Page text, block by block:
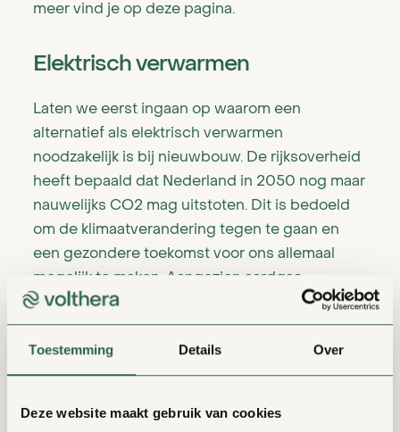
Toestemming Details Over
Deze website maakt gebruik van cookies
Verkoopproces
Certificaten en garanties
Blog
Reviews
Volthera voor installateurs
Veelgestelde vragen
meer vind je op deze pagina.
Elektrisch verwarmen
Laten we eerst ingaan op waarom een
alternatief als elektrisch verwarmen
noodzakelijk is bij nieuwbouw. De rijksoverheid
heeft bepaald dat Nederland in 2050 nog maar
nauwelijks CO2 mag uitstoten. Dit is bedoeld
om de klimaatverandering tegen te gaan en
een gezondere toekomst voor ons allemaal
mogelijk te maken. Aangezien aardgas
daardoor binnen 30 jaar niet meer gebruikt
mag worden, worden nieuwbouwwoningen
tegenwoordig gebouwd zonder
aardgasaansluiting.
Je huis verwarmen zonder gas wordt daardoor